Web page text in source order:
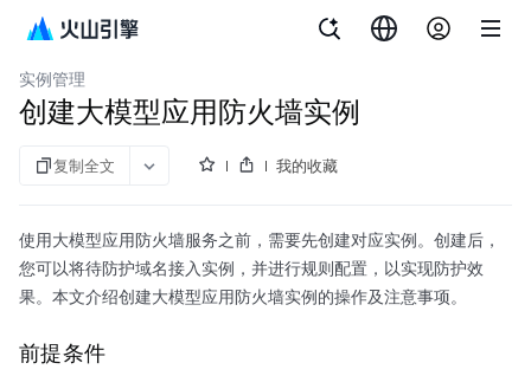
大模型应用防火墙
实例管理
创建大模型应用防火墙实例
复制全文 我的收藏
使用大模型应用防火墙服务之前，需要先创建对应实例。创建后，
您可以将待防护域名接入实例，并进行规则配置，以实现防护效
果。本文介绍创建大模型应用防火墙实例的操作及注意事项。
前提条件